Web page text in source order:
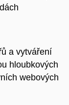
a vytváření
hloubkových
webových